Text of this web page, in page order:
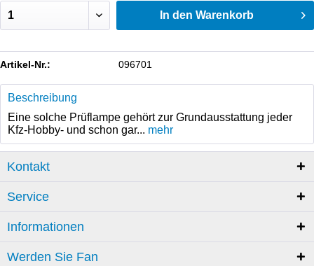
In den Warenkorb
Artikel-Nr.: 096701
Beschreibung
Eine solche Prüflampe gehört zur Grundausstattung jeder
Kfz-Hobby- und schon gar... mehr
Kontakt
Service
Informationen
Werden Sie Fan